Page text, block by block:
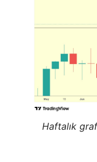
Haftalık